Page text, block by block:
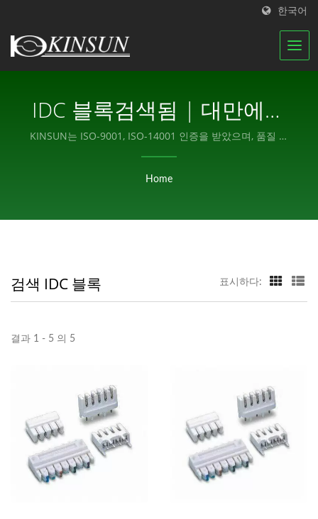
한국어
IDC 블록검색됨 | 대만에서
제조된 방수 커넥터 및 모듈
형 잭 제조업체 | KINSUN
KINSUN는 ISO-9001, ISO-14001 인증을 받았으며, 품질 관
리 시스템을 수행하기 위해 잘 조직된 팀을 유지하고 있습니
Home
검색 IDC 블록 표시하다:
결과 1 - 5 의 5